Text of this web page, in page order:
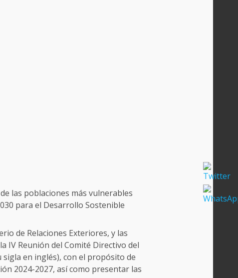
las poblaciones más vulnerables
para el Desarrollo Sostenible
de Relaciones Exteriores, y las
IV Reunión del Comité Directivo del
en inglés), con el propósito de
2024-2027, así como presentar las